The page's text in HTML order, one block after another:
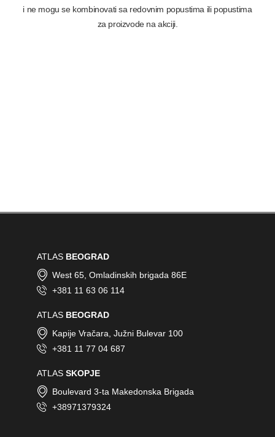
i ne mogu se kombinovati sa redovnim popustima ili popustima
za proizvode na akciji.
ATLAS BEOGRAD
West 65, Omladinskih brigada 86E
+381 11 63 06 114
ATLAS BEOGRAD
Kapije Vračara, Južni Bulevar 100
+381 11 77 04 687
ATLAS SKOPJE
Boulevard 3-ta Makedonska Brigada
+38971379324